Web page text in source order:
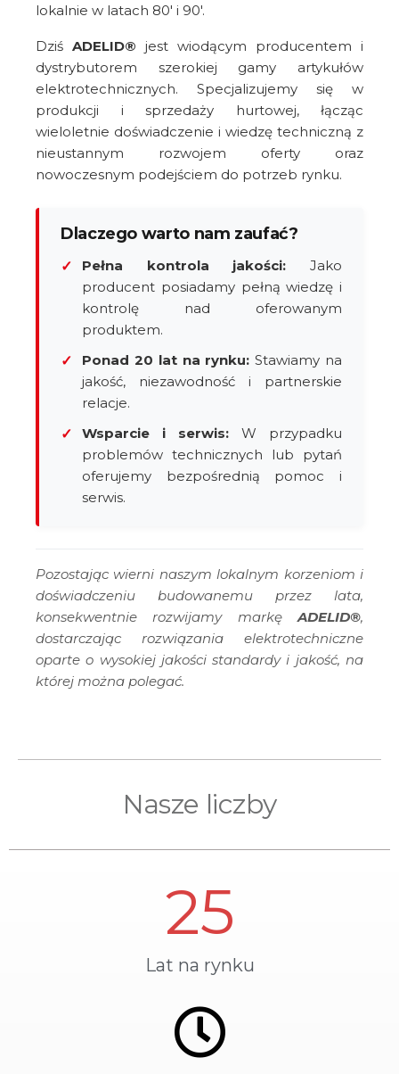
lokalnie w latach 80' i 90'.
Dziś ADELID® jest wiodącym producentem i
dystrybutorem szerokiej gamy artykułów
elektrotechnicznych. Specjalizujemy się w
produkcji i sprzedaży hurtowej, łącząc
wieloletnie doświadczenie i wiedzę techniczną z
nieustannym rozwojem oferty oraz
nowoczesnym podejściem do potrzeb rynku.
Dlaczego warto nam zaufać?
✓ Pełna kontrola jakości: Jako
producent posiadamy pełną wiedzę i
kontrolę nad oferowanym
produktem.
✓
Ponad 20 lat na rynku: Stawiamy na
jakość, niezawodność i partnerskie
relacje.
✓
Wsparcie i serwis: W przypadku
problemów technicznych lub pytań
oferujemy bezpośrednią pomoc i
serwis.
Pozostając wierni naszym lokalnym korzeniom i
doświadczeniu budowanemu przez lata,
konsekwentnie rozwijamy markę ADELID®,
dostarczając rozwiązania elektrotechniczne
oparte o wysokiej jakości standardy i jakość, na
której można polegać.
Nasze liczby
25
Lat na rynku